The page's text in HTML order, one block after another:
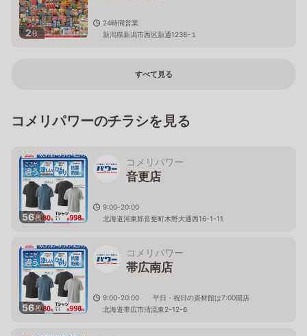
2枚
24時間営業
新潟県新潟市西区新通1238-１
すべて見る
コメリパワーのチラシを見る
56枚
コメリパワー
音更店
9:00-20:00
北海道河東郡音更町木野大通西16-1-11
56枚
コメリパワー
帯広南店
9:00-20:00 平日・祝日の資材館は7:00開店
北海道帯広市清流東2-12-6